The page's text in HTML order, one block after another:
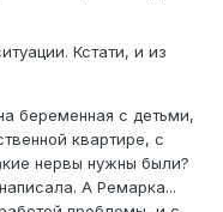
Кстати, и из
беременная с детьми,
квартире, с
нервы нужны были?
А Ремарка...